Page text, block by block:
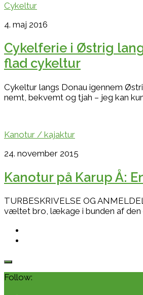
Cykeltur
4. maj 2016
Cykelferie i Østrig
flad cykeltur
Cykeltur langs Donau igennem
nemt, bekvemt og tjah – jeg kan
Kanotur / kajaktur
24. november 2015
Kanotur på Karup Å:
TURBESKRIVELSE OG
væltet bro, lækage i bunden af den
Follow: